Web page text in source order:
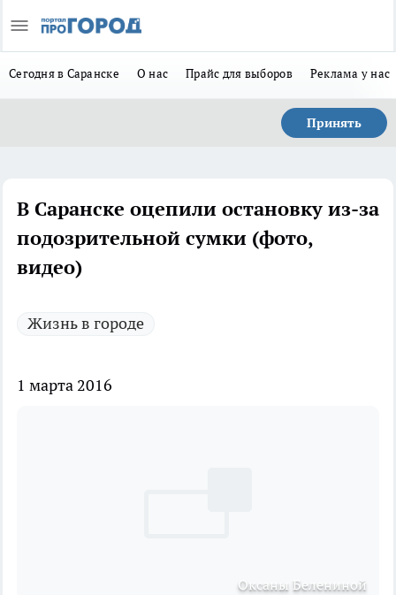
Сегодня в Саранске О нас Прайс для выборов Реклама у нас
Принять
В Саранске оцепили остановку из-за
подозрительной сумки (фото,
видео)
Жизнь в городе
1 марта 2016
Оксаны Белениной